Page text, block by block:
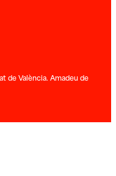
de València. Amadeu de